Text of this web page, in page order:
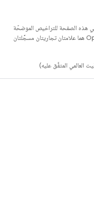
هذه الصفحة للتراخيص الموضحّة
. إنّ Java وOpenJDK هما علامتان تجاريتان مسجَّلتان